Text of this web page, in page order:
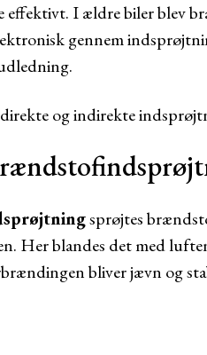
effektivt. I ældre biler blev
gennem
og indirekte
sprøjtes
Her blandes det med
bliver jævn og